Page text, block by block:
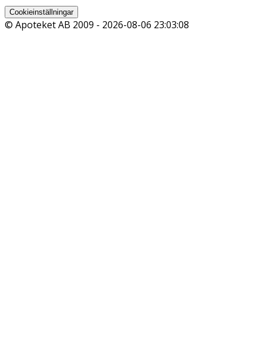
Cookieinställningar
© Apoteket AB 2009 - 2026-08-06 23:03:08